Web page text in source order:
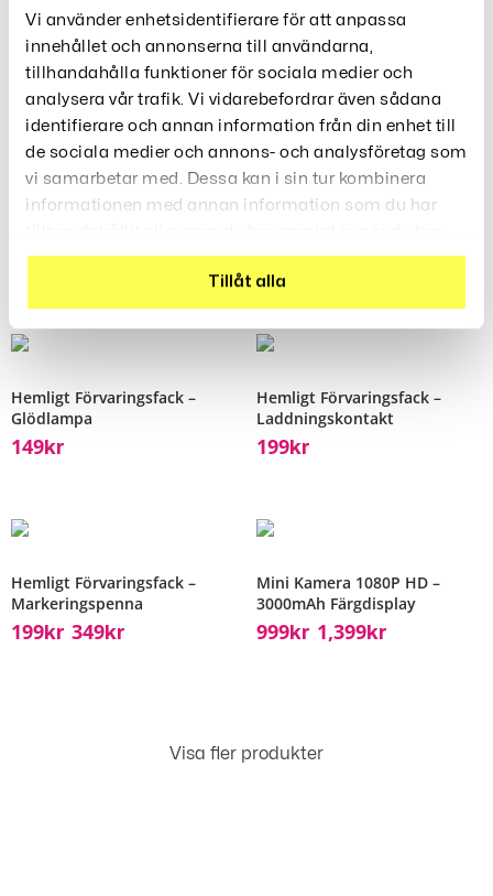
Vi använder enhetsidentifierare för att anpassa
innehållet och annonserna till användarna,
tillhandahålla funktioner för sociala medier och
analysera vår trafik. Vi vidarebefordrar även sådana
identifierare och annan information från din enhet till
de sociala medier och annons- och analysföretag som
vi samarbetar med. Dessa kan i sin tur kombinera
informationen med annan information som du har
använt deras tjänster.
Tillåt alla
Hemligt Förvaringsfack –
Hårkam
248Kr
Hemligt Förvaringsfack –
Bilens Cigarettändare
169Kr
Hemligt Förvaringsfack – Mini
189
Hemligt Förvaringsfack –
349 399
Hemligt Förvaringsfack –
Glödlampa
149Kr
Hemligt Förvaringsfack –
Laddningskontakt
199Kr
Hemligt Förvaringsfack –
Markeringspenna
199Kr 349Kr
Mini Kamera 1080P HD –
3000mAh Färgdisplay
999Kr 1,399Kr
Visa fler produkter